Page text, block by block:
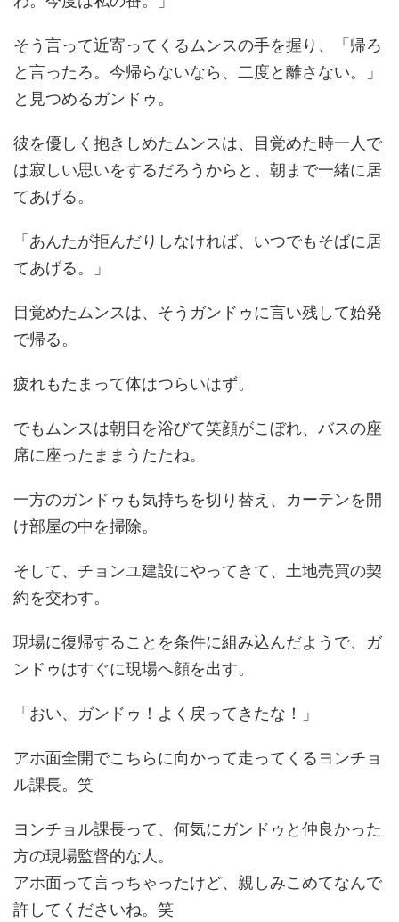
そう言って近寄ってくるムンスの手を握り、「帰ろ
と言ったろ。今帰らないなら、二度と離さない。」
と見つめるガンドゥ。
彼を優しく抱きしめたムンスは、目覚めた時一人で
は寂しい思いをするだろうからと、朝まで一緒に居
てあげる。
「あんたが拒んだりしなければ、いつでもそばに居
てあげる。」
目覚めたムンスは、そうガンドゥに言い残して始発
で帰る。
疲れもたまって体はつらいはず。
でもムンスは朝日を浴びて笑顔がこぼれ、バスの座
席に座ったままうたたね。
一方のガンドゥも気持ちを切り替え、カーテンを開
け部屋の中を掃除。
そして、チョンユ建設にやってきて、土地売買の契
約を交わす。
現場に復帰することを条件に組み込んだようで、ガ
ンドゥはすぐに現場へ顔を出す。
「おい、ガンドゥ！よく戻ってきたな！」
アホ面全開でこちらに向かって走ってくるヨンチョ
ル課長。笑
ヨンチョル課長って、何気にガンドゥと仲良かった
方の現場監督的な人。
アホ面って言っちゃったけど、親しみこめてなんで
許してくださいね。笑